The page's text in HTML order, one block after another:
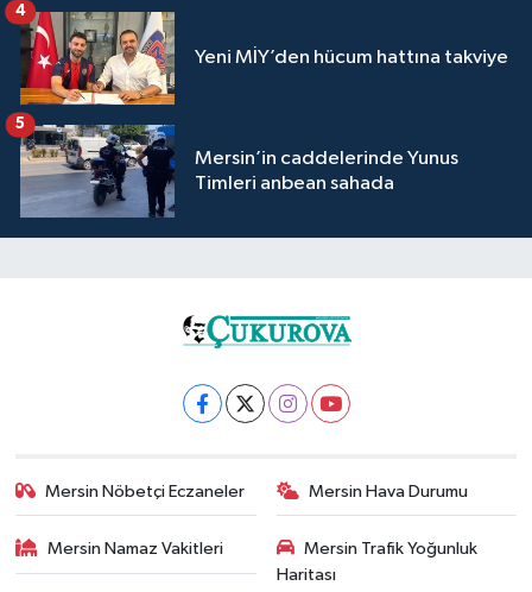
Yeni MİY’den hücum hattına takviye
4
Mersin’in caddelerinde Yunus
Timleri anbean sahada
5
Mersin Nöbetçi Eczaneler Mersin Hava Durumu
Mersin Namaz Vakitleri
Mersin Trafik Yoğunluk
Haritası